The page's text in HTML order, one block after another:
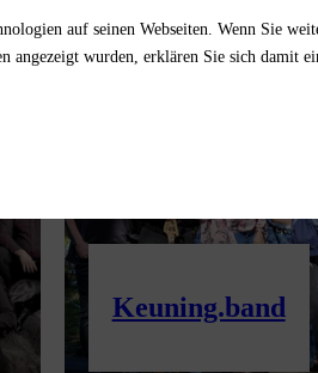
Keuning.band
auf seinen Webseiten. Wenn Sie
angezeigt wurden, erklären Sie sich damit